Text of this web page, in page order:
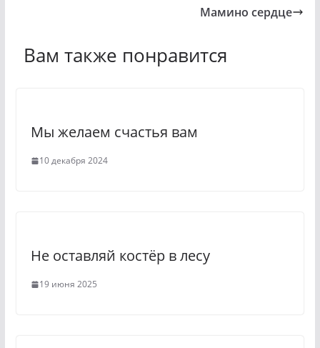
a
i
k
g
Мамино сердце
Вам также понравится
Мы желаем счастья вам
10 декабря 2024
Не оставляй костёр в лесу
19 июня 2025